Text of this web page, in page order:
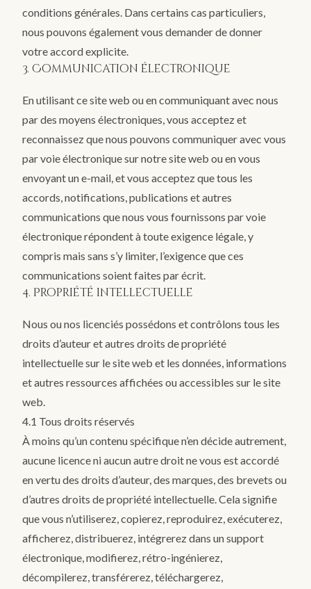
conditions générales. Dans certains cas particuliers,
nous pouvons également vous demander de donner
votre accord explicite.
3. Communication électronique
En utilisant ce site web ou en communiquant avec nous
par des moyens électroniques, vous acceptez et
reconnaissez que nous pouvons communiquer avec vous
par voie électronique sur notre site web ou en vous
envoyant un e-mail, et vous acceptez que tous les
accords, notifications, publications et autres
communications que nous vous fournissons par voie
électronique répondent à toute exigence légale, y
compris mais sans s’y limiter, l’exigence que ces
communications soient faites par écrit.
4. Propriété intellectuelle
Nous ou nos licenciés possédons et contrôlons tous les
droits d’auteur et autres droits de propriété
intellectuelle sur le site web et les données, informations
et autres ressources affichées ou accessibles sur le site
web.
4.1 Tous droits réservés
À moins qu’un contenu spécifique n’en décide autrement,
aucune licence ni aucun autre droit ne vous est accordé
en vertu des droits d’auteur, des marques, des brevets ou
d’autres droits de propriété intellectuelle. Cela signifie
que vous n’utiliserez, copierez, reproduirez, exécuterez,
afficherez, distribuerez, intégrerez dans un support
électronique, modifierez, rétro-ingénierez,
décompilerez, transférerez, téléchargerez,